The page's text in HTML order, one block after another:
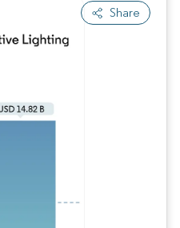
Share